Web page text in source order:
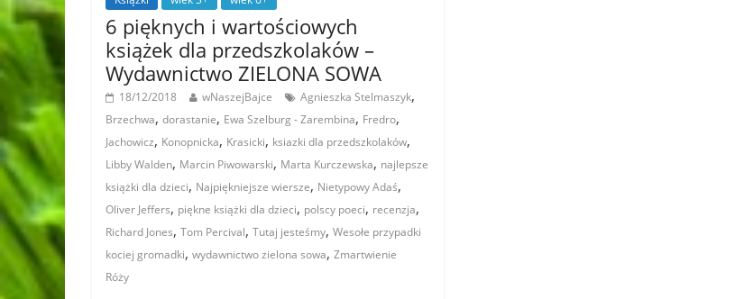
6 pięknych i wartościowych
książek dla przedszkolaków –
Wydawnictwo ZIELONA SOWA
18/12/2018 wNaszejBajce Agnieszka Stelmaszyk,
Brzechwa, dorastanie, Ewa Szelburg - Zarembina, Fredro,
Jachowicz, Konopnicka, Krasicki, ksiazki dla przedszkolaków,
Libby Walden, Marcin Piwowarski, Marta Kurczewska, najlepsze
książki dla dzieci, Najpiękniejsze wiersze, Nietypowy Adaś,
Oliver Jeffers, piękne książki dla dzieci, polscy poeci, recenzja,
Richard Jones, Tom Percival, Tutaj jesteśmy, Wesołe przypadki
kociej gromadki, wydawnictwo zielona sowa, Zmartwienie
Róży